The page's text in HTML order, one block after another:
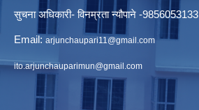
सुचना अधिकारी- विनम्रता न्यौपाने -9856053133
Email: arjunchaupari11@gmail.com
ito.arjunchauparimun@gmail.com